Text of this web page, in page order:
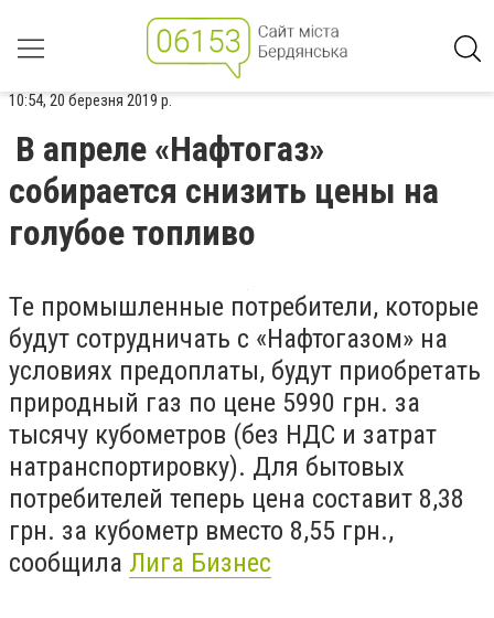
10:54, 20 березня 2019 р.
В апреле «Нафтогаз»
собирается снизить цены на
голубое топливо
Те промышленные потребители, которые
будут сотрудничать с «Нафтогазом» на
условиях предоплаты, будут приобретать
природный газ по цене 5990 грн. за
тысячу кубометров (без НДС и затрат
натранспортировку). Для бытовых
потребителей теперь цена составит 8,38
грн. за кубометр вместо 8,55 грн.,
сообщила Лига Бизнес